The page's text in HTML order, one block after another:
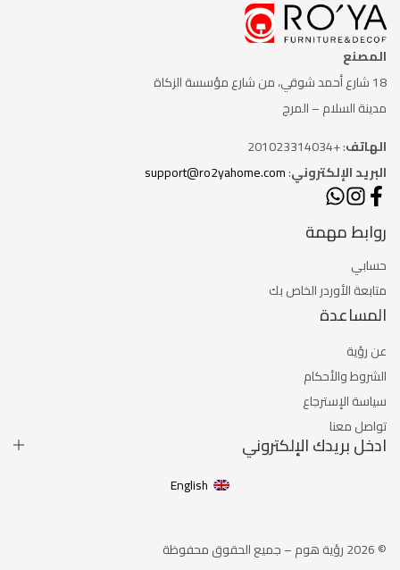
المصنع
18 شارع أحمد شوقي، من شارع
مؤسسة الزكاة
مدينة السلام – المرج
الهاتف: +201023314034
البريد الإلكتروني:
support@ro2yahome.com
روابط مهمة
حسابي
متابعة الأوردر الخاص بك
المساعدة
عن رؤية
الشروط والأحكام
سياسة الإسترجاع
تواصل معنا
ادخل بريدك الإلكتروني
English
© 2026 رؤية هوم – جميع الحقوق محفوظة